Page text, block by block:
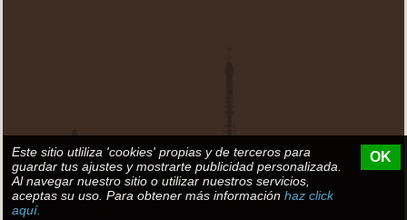
Este sitio utliliza 'cookies' propias y de terceros para
guardar tus ajustes y mostrarte publicidad personalizada.
Al navegar nuestro sitio o utilizar nuestros servicios,
aceptas su uso. Para obtener más información haz click
aquí.
OK